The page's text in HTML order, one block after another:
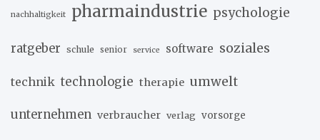
nachhaltigkeit pharmaindustrie psychologie
ratgeber schule senior service software soziales
technik technologie therapie umwelt
unternehmen verbraucher verlag vorsorge